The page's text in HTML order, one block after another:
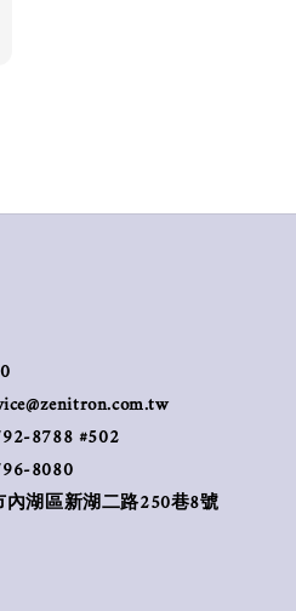
8788 #502
8080
湖區新湖二路250巷8號